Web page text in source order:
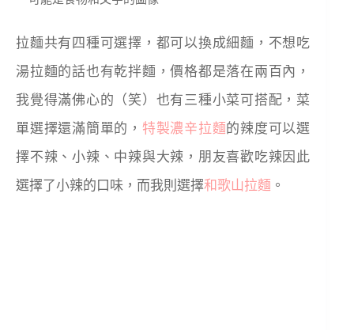
拉麵共有四種可選擇，都可以換成細麵，不想吃
湯拉麵的話也有乾拌麵，價格都是落在兩百內，
我覺得滿佛心的（笑）也有三種小菜可搭配，菜
單選擇還滿簡單的， 特製濃辛拉麵的辣度可以選
擇不辣、小辣、中辣與大辣，朋友喜歡吃辣因此
選擇了小辣的口味，而我則選擇和歌山拉麵 。